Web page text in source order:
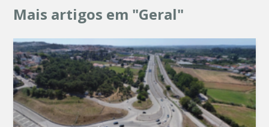
Mais artigos em "Geral"